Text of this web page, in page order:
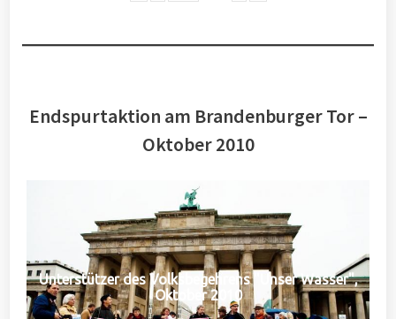
Endspurtaktion am Brandenburger Tor –
Oktober 2010
Unterstützer des Volksbegehrens "Unser Wasser",
Oktober 2010